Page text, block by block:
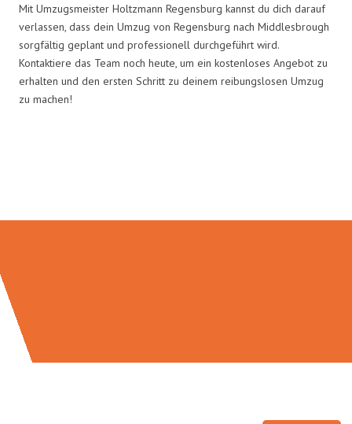
Mit Umzugsmeister Holtzmann Regensburg kannst du dich darauf
verlassen, dass dein Umzug von Regensburg nach Middlesbrough
sorgfältig geplant und professionell durchgeführt wird.
Kontaktiere das Team noch heute, um ein kostenloses Angebot zu
erhalten und den ersten Schritt zu deinem reibungslosen Umzug
zu machen!